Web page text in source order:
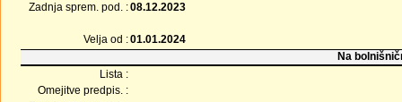
Zadnja sprem. pod. :08.12.2023
Velja od :01.01.2024
Na
Lista :
Omejitve predpis. :